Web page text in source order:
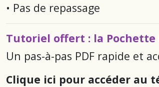
• Pas de repassage
Tutoriel offert : la
Un pas-à-pas PDF rapide et
Clique ici pour accéder au